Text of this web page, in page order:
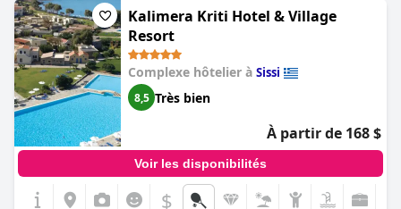
Kalimera Kriti Hotel & Village
Resort
Complexe hôtelier à Sissi
8,5 Très bien
À partir de 168 $
Voir les disponibilités
$